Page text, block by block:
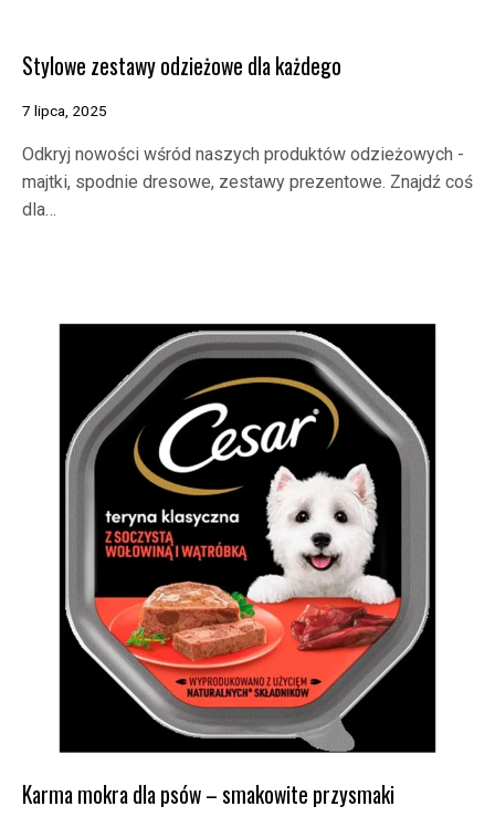
Stylowe zestawy odzieżowe dla każdego
7 lipca, 2025
Odkryj nowości wśród naszych produktów odzieżowych -
majtki, spodnie dresowe, zestawy prezentowe. Znajdź coś
dla…
Karma mokra dla psów – smakowite przysmaki